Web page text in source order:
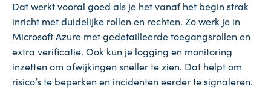
Dat werkt vooral goed als je het vanaf het begin strak
inricht met duidelijke rollen en rechten. Zo werk je in
Microsoft Azure met gedetailleerde toegangsrollen en
extra verificatie. Ook kun je logging en monitoring
inzetten om afwijkingen sneller te zien. Dat helpt om
risico’s te beperken en incidenten eerder te signaleren.